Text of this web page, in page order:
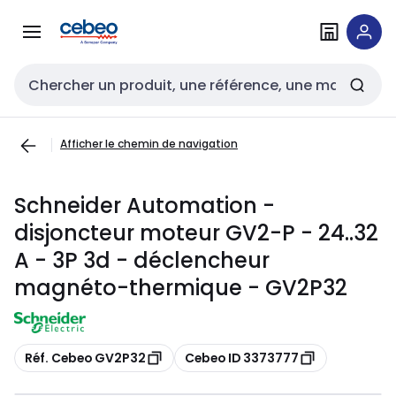
navigationau
Entrée de recherche
Afficher le chemin de navigation
Schneider Automation -
disjoncteur moteur GV2-P - 24..32
A - 3P 3d - déclencheur
magnéto-thermique - GV2P32
Copier
Réf. Cebeo GV2P32 Copier
Cebeo ID 3373777